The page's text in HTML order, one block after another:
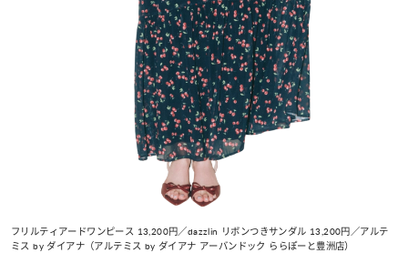
フリルティアードワンピース 13,200円／dazzlin リボンつきサンダル 13,200円／アルテ
ミス by ダイアナ（アルテミス by ダイアナ アーバンドック ららぽーと豊洲店）